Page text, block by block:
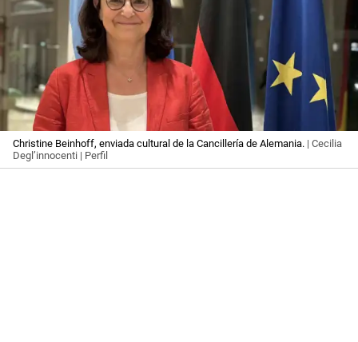
Christine Beinhoff, enviada cultural de la Cancillería de Alemania. | Cecilia
Degl’innocenti | Perfil